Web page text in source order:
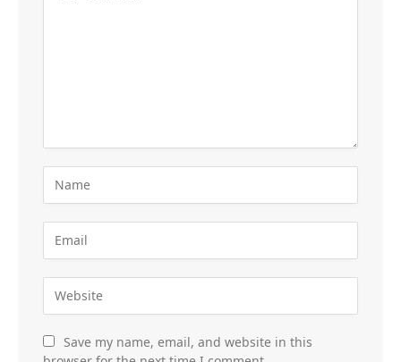
Save my name, email, and website in this